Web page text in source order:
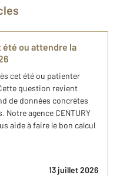
été ou attendre la
cet été ou patienter
question revient
de données concrètes
agence CENTURY
aide à faire le bon calcul
13 juillet 2026